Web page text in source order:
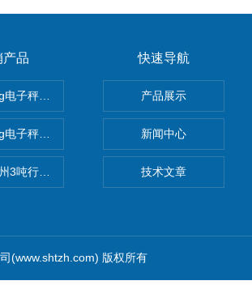
产品
电子秤价格,15公斤电子秤价钱,15KG电子称报价
电子秤价格,30公斤电子秤价钱,30KG电子称报价
3吨行车电子吊秤、常州10吨行车电子吊秤、金
快速导航
产品展示
新闻中心
技术文章
(www.shtzh.com) 版权所有